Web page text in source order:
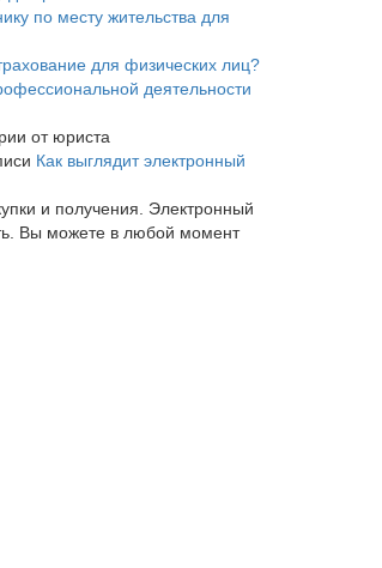
по месту жительства для
для физических лиц?
деятельности
от юриста
Как выглядит электронный
и получения. Электронный
Вы можете в любой момент